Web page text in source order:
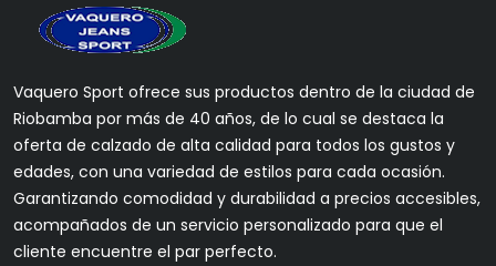
Vaquero Sport ofrece sus productos dentro de la ciudad de
Riobamba por más de 40 años, de lo cual se destaca la
oferta de calzado de alta calidad para todos los gustos y
edades, con una variedad de estilos para cada ocasión.
Garantizando comodidad y durabilidad a precios accesibles,
acompañados de un servicio personalizado para que el
cliente encuentre el par perfecto.